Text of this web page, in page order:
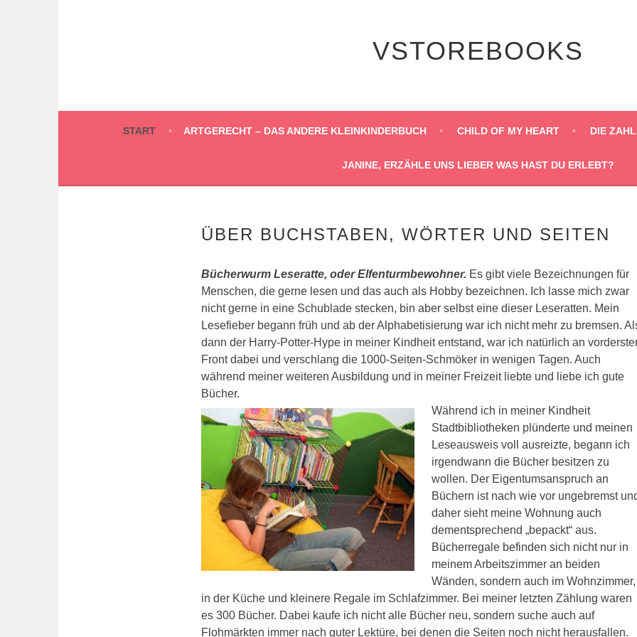
VSTOREBOOKS
START ARTGERECHT – DAS ANDERE KLEINKINDERBUCH CHILD OF MY HEART DIE
JANINE, ERZÄHLE UNS LIEBER WAS HAST DU ERLEBT?
ÜBER BUCHSTABEN, WÖRTER UND SEITEN
Bücherwurm Leseratte, oder Elfenturmbewohner. Es gibt viele Bezeichnungen für
Menschen, die gerne lesen und das auch als Hobby bezeichnen. Ich lasse mich zwar
nicht gerne in eine Schublade stecken, bin aber selbst eine dieser Leseratten. Mein
Lesefieber begann früh und ab der Alphabetisierung war ich nicht mehr zu bremsen.
dann der Harry-Potter-Hype in meiner Kindheit entstand, war ich natürlich an
Front dabei und verschlang die 1000-Seiten-Schmöker in wenigen Tagen. Auch
während meiner weiteren Ausbildung und in meiner Freizeit liebte und liebe ich gute
Bücher.
Während ich in meiner Kindheit
Stadtbibliotheken plünderte und meinen
Leseausweis voll ausreizte, begann ich
irgendwann die Bücher besitzen zu
wollen. Der Eigentumsanspruch an
Büchern ist nach wie vor ungebremst
daher sieht meine Wohnung auch
dementsprechend „bepackt“ aus.
Bücherregale befinden sich nicht nur in
meinem Arbeitszimmer an beiden
Wänden, sondern auch im Wohnzimmer,
in der Küche und kleinere Regale im Schlafzimmer. Bei meiner letzten Zählung waren
es 300 Bücher. Dabei kaufe ich nicht alle Bücher neu, sondern suche auch auf
Flohmärkten immer nach guter Lektüre, bei denen die Seiten noch nicht herausfallen.